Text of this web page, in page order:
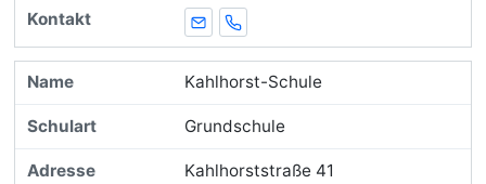
E-MailTelefon
Kahlhorst-Schule
Grundschule
Kahlhorststraße 41